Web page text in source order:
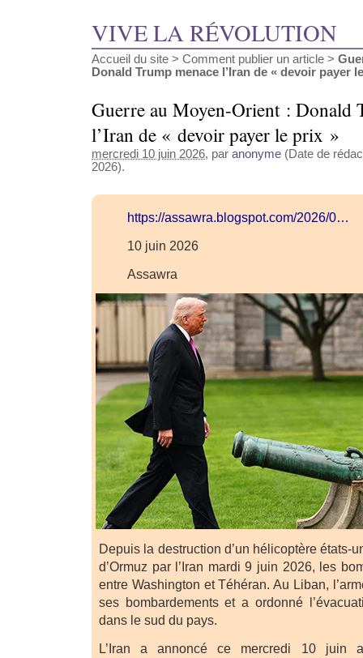
VIVE LA RÉVOLUTION
Accueil du site > Comment publier un article >
Donald Trump menace l’Iran de « devoir payer
Guerre au Moyen-Orient : Donald
l’Iran de « devoir payer le prix »
mercredi 10 juin 2026, par anonyme (Date de
2026).
https://assawra.blogspot.com/2026/0…
10 juin 2026
Assawra
Depuis la destruction d’un hélicoptère états-
d’Ormuz par l’Iran mardi 9 juin 2026, les
entre Washington et Téhéran. Au Liban,
ses bombardements et a ordonné
dans le sud du pays.
L’Iran a annoncé ce mercredi 10 juin